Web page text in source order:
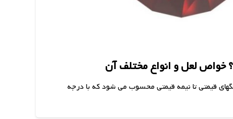
لعل و انواع مختلف آن
قیمتی تا نیمه قیمتی محسوب می شود که با درجه